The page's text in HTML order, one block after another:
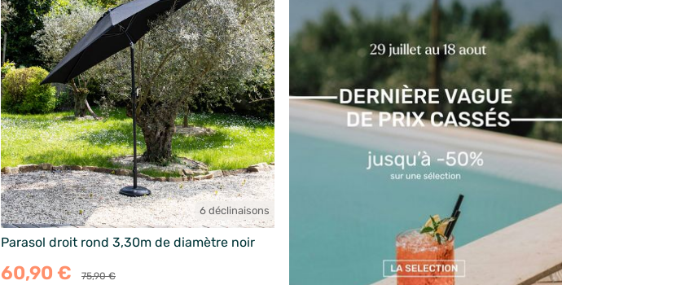
6 déclinaisons
Parasol droit rond 3,30m de diamètre noir
60,90 €
75,90 €